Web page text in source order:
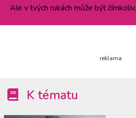
Ale v tvých rukách může být čímkoliv.
reklama
K tématu